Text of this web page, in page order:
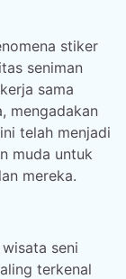
stiker
seniman
sama
mengadakan
telah menjadi
muda untuk
mereka.
seni
terkenal